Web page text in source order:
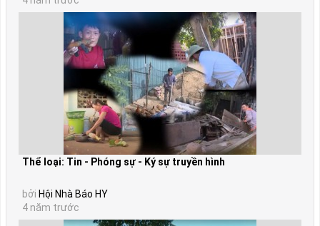
Thể loại: Tin - Phóng sự - Ký sự truyền hình
bởi Hội Nhà Báo HY
4 năm trước